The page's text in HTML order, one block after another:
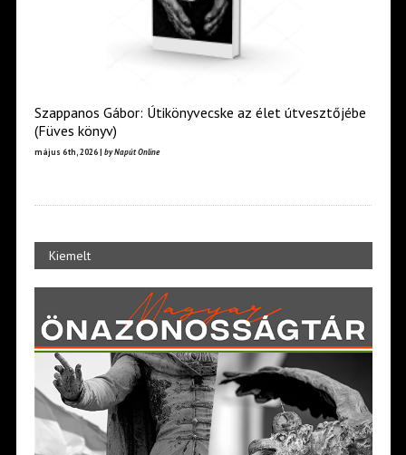
Szappanos Gábor: Útikönyvecske az élet útvesztőjébe
(Füves könyv)
május 6th, 2026 | by Napút Online
Kiemelt